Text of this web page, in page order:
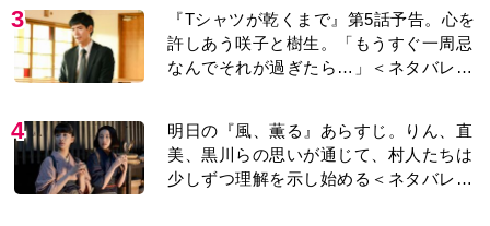
3
『Tシャツが乾くまで』第5話予告。心を
許しあう咲子と樹生。「もうすぐ一周忌
なんでそれが過ぎたら…」＜ネタバレあ
4
明日の『風、薫る』あらすじ。りん、直
美、黒川らの思いが通じて、村人たちは
少しずつ理解を示し始める＜ネタバレあ